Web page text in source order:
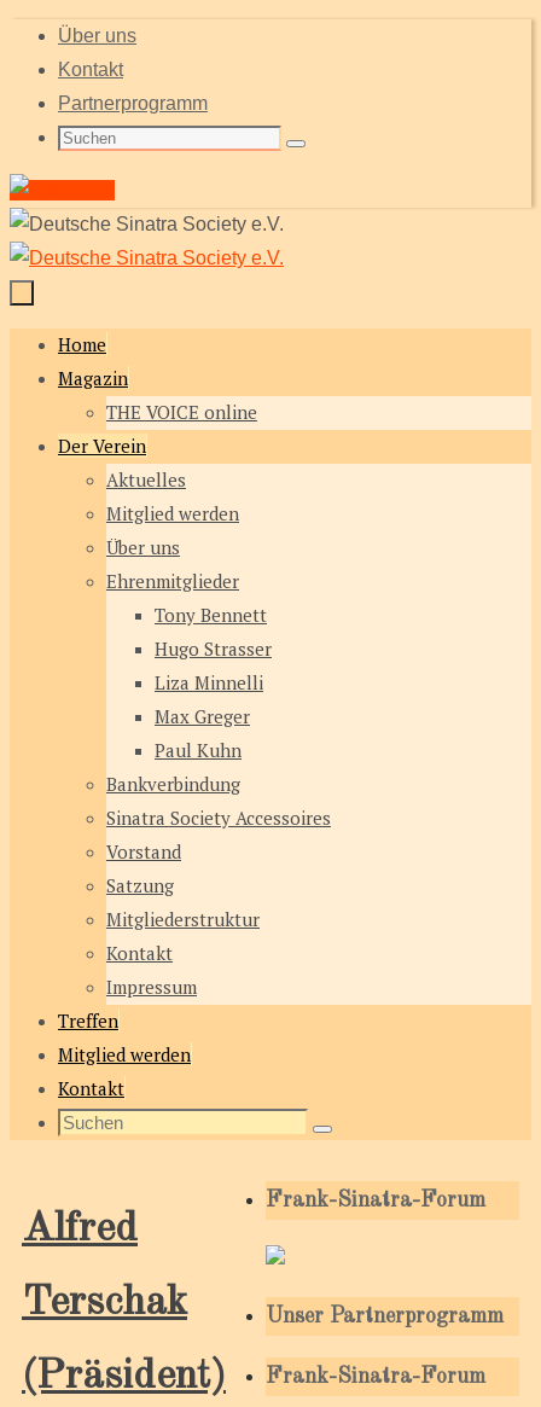
Zum
Inhalt
springen
Über uns
Kontakt
Partnerprogramm
Suche
Suchen
Zum
Inhalt
Home
Magazin
THE VOICE online
Der Verein
Aktuelles
Mitglied werden
Über uns
Ehrenmitglieder
Tony Bennett
Hugo Strasser
Liza Minnelli
Max Greger
Paul Kuhn
Bankverbindung
Sinatra Society Accessoires
Vorstand
Satzung
Mitgliederstruktur
Kontakt
Impressum
Treffen
Mitglied werden
Kontakt
Suche
Suchen
Alfred
Terschak
(Präsident)
Frank-Sinatra-Forum
Unser Partnerprogramm
Frank-Sinatra-Forum